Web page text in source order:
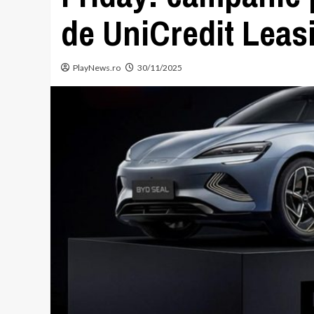
de UniCredit
PlayNews.ro 30/11/2025